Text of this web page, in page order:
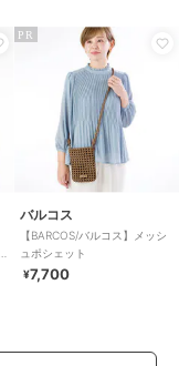
PR
バルコス
【BARCOS/バルコス】メッシ
ュポシェット
¥7,700